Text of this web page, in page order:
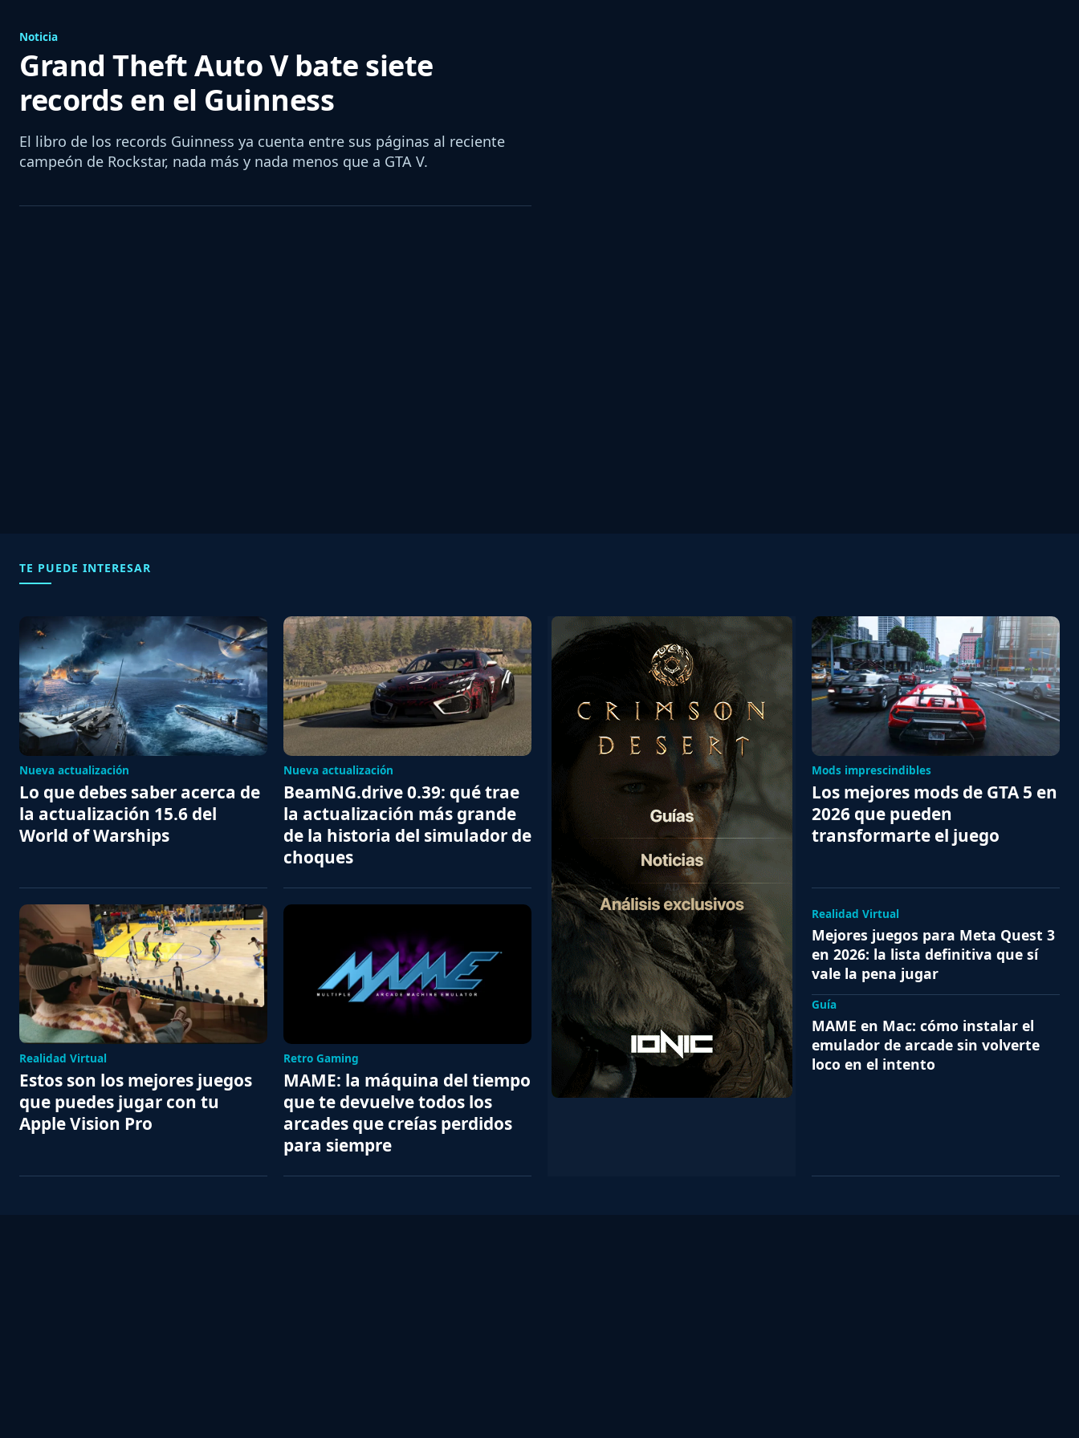
Noticia
Grand Theft Auto V bate siete
records en el Guinness
El libro de los records Guinness ya cuenta entre sus páginas al reciente
campeón de Rockstar, nada más y nada menos que a GTA V.
TE PUEDE INTERESAR
Nueva actualización
Lo que debes saber acerca de
la actualización 15.6 del
World of Warships
Nueva actualización
BeamNG.drive 0.39: qué trae
la actualización más grande
de la historia del simulador de
choques
Mods imprescindibles
Los mejores mods de GTA 5 en
2026 que pueden
transformarte el juego
Realidad Virtual
Estos son los mejores juegos
que puedes jugar con tu
Apple Vision Pro
Retro Gaming
MAME: la máquina del tiempo
que te devuelve todos los
arcades que creías perdidos
para siempre
Realidad Virtual
Mejores juegos para Meta Quest 3
en 2026: la lista definitiva que sí
vale la pena jugar
Guía
MAME en Mac: cómo instalar el
emulador de arcade sin volverte
loco en el intento